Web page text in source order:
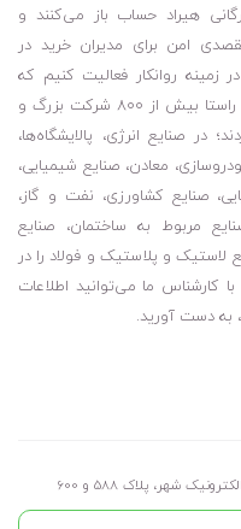
برای کسانی که می‌پرسند روغن بهران کمپرسور PS 68 چند لیتری است، باید
موجود است. لطفا توجه داشته باشید،
مظروف مورد نیاز شما موجود
دادیم، تماس بگیرید.
هیراد حساب باز می‌کنند و
امن برای مدیران خرید در
روانکار فعالیت کنیم که
باعث رشد روزافزون مجموعه شد. در همین راستا بیش از 800 شرکت بزرگ و
در صنایع انرژی، پالایشگاه‌ها،
معادن، صنایع شیمیایی،
صنایع کشاورزی، نفت و گاز،
مربوط به ساختمان، صنایع
لاستیک و پلاستیک و فولاد را در
با کارشناس ما می‌توانید اطلاعات
به دست آورید.